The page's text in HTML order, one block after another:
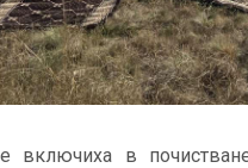
включиха в